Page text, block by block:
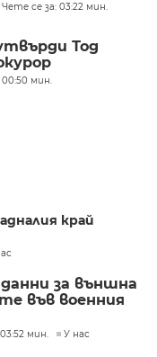
Чете се за: 03:22 мин.
Тод
мин.
край
за външна
във военния
мин. У нас